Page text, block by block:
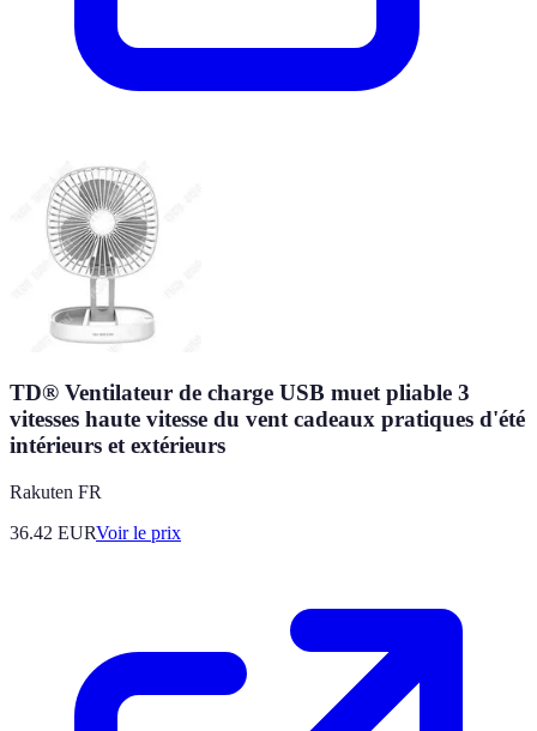
TD® Ventilateur de charge USB muet pliable 3
vitesses haute vitesse du vent cadeaux pratiques d'été
intérieurs et extérieurs
Rakuten FR
36.42 EURVoir le prix